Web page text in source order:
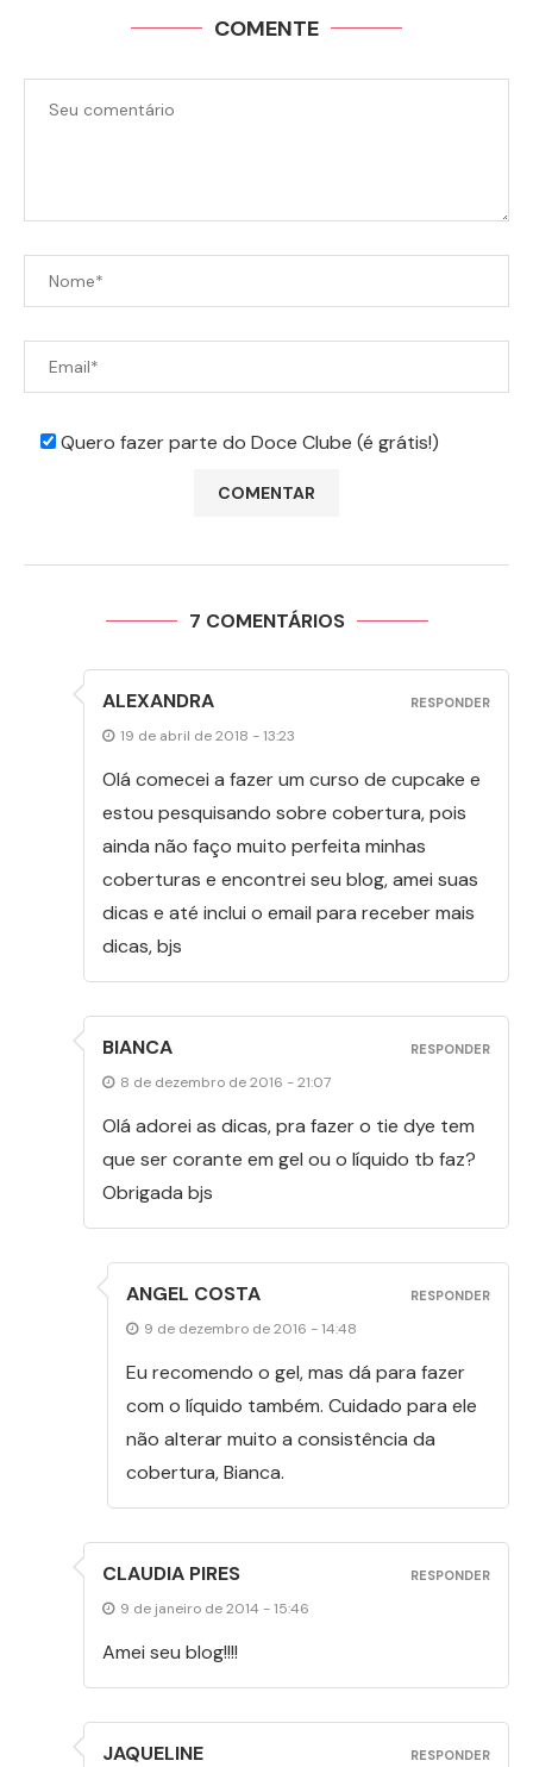
COMENTE
Quero fazer parte do Doce Clube (é grátis!)
7 COMENTÁRIOS
ALEXANDRA
19 de abril de 2018 - 13:23
Olá comecei a fazer um curso de cupcake e
estou pesquisando sobre cobertura, pois
ainda não faço muito perfeita minhas
coberturas e encontrei seu blog, amei suas
dicas e até inclui o email para receber mais
dicas, bjs
RESPONDER
BIANCA
8 de dezembro de 2016 - 21:07
Olá adorei as dicas, pra fazer o tie dye tem
que ser corante em gel ou o líquido tb faz?
Obrigada bjs
RESPONDER
ANGEL COSTA
9 de dezembro de 2016 - 14:48
Eu recomendo o gel, mas dá para fazer
com o líquido também. Cuidado para ele
não alterar muito a consistência da
cobertura, Bianca.
RESPONDER
CLAUDIA PIRES
9 de janeiro de 2014 - 15:46
Amei seu blog!!!!
RESPONDER
JAQUELINE RESPONDER